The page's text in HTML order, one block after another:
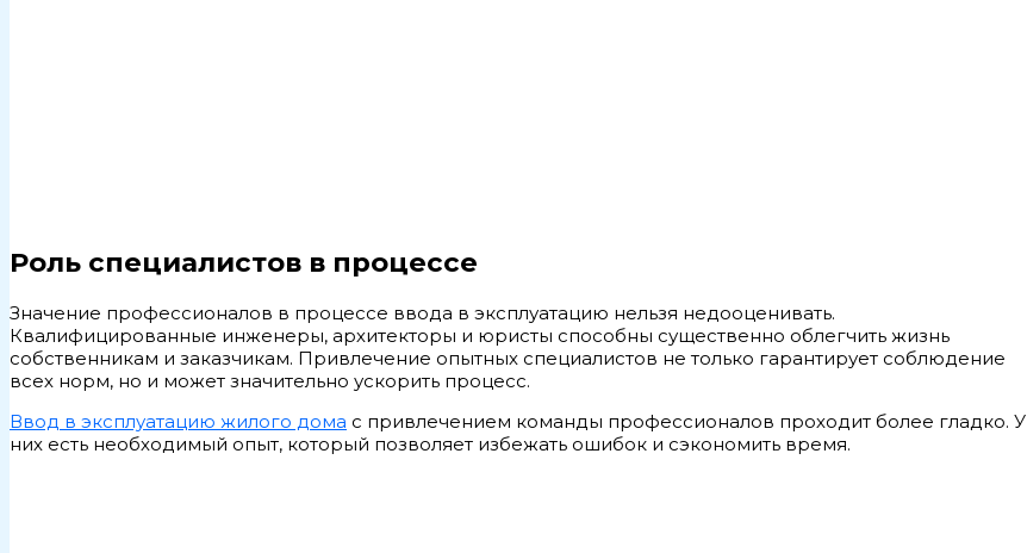
Роль специалистов в процессе
Значение профессионалов в процессе ввода в эксплуатацию нельзя недооценивать.
Квалифицированные инженеры, архитекторы и юристы способны существенно облегчить жизнь
собственникам и заказчикам. Привлечение опытных специалистов не только гарантирует соблюдение
всех норм, но и может значительно ускорить процесс.
Ввод в эксплуатацию жилого дома с привлечением команды профессионалов проходит более гладко. У
них есть необходимый опыт, который позволяет избежать ошибок и сэкономить время.